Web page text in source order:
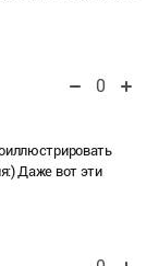
0
Даже вот эти